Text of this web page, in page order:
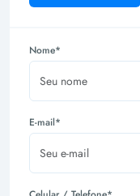
Nome*
E-mail*